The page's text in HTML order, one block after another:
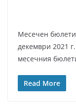
Месечен
декември 2021
месечния
Read More